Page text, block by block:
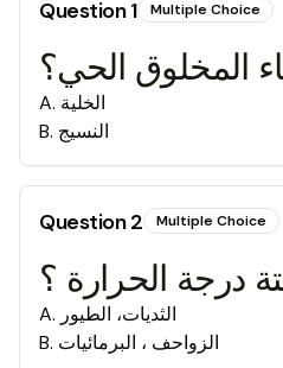
Question1 Multiple Choice
المخلوق الحي؟
A. الخلية
B. النسيج
Question2 Multiple Choice
درجة الحرارة ؟
A. الثديات، الطيور
B. الزواحف ، البرمائيات